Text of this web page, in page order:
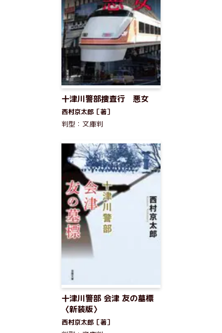
十津川警部捜査行 悪女
西村京太郎［著］
判型：文庫判
十津川警部 会津 友の墓標
〈新装版〉
西村京太郎［著］